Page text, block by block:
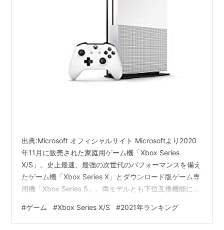
出典:Microsoft オフィシャルサイト Microsoftより2020
年11月に販売された家庭用ゲーム機「Xbox Series
X/S」。史上最速、最強の次世代のパフォーマンスを備え
たゲーム機「Xbox Series X」とダウンロード版ゲーム専
用機「Xbox Series S」。両モデルとも下位互換機能に対
ミングの新しい時代を体験できます。 そこで、今回は
「2021年8月に売れた人気タイトルTOP5」を紹介しま
#ゲーム #Xbox Series X/S #2021年ランキング